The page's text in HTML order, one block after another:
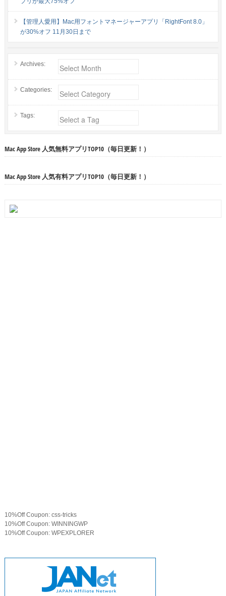
【管理人愛用】Mac用フォントマネージャーアプリ「RightFont 8.0」
が30%オフ 11月30日まで
Archives:
Categories:
Tags:
Mac App Store 人気無料アプリTOP10（毎日更新！）
Mac App Store 人気有料アプリTOP10（毎日更新！）
10%Off Coupon: css-tricks
10%Off Coupon: WINNINGWP
10%Off Coupon: WPEXPLORER